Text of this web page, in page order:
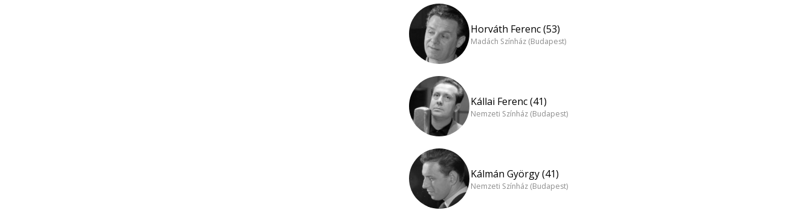
Horváth Ferenc (53)
Madách Színház (Budapest)
Kállai Ferenc (41)
Nemzeti Színház (Budapest)
Kálmán György (41)
Nemzeti Színház (Budapest)